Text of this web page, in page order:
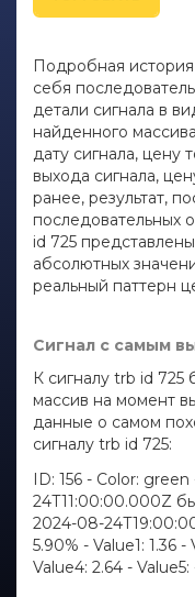
Подробная история
себя
детали сигнала в
найденного
дату сигнала, цену
выхода сигнала,
ранее, результат,
последовательных
id 725
абсолютных
реальный паттерн
Сигнал с самым
К сигналу trb id
массив на момент
данные о самом
сигналу trb id 725:
ID: 156 - Color:
24T11:00:00.000Z
2024-08-
5.90% - Value1: 1.36 -
Value4: 2.64 - Value5: